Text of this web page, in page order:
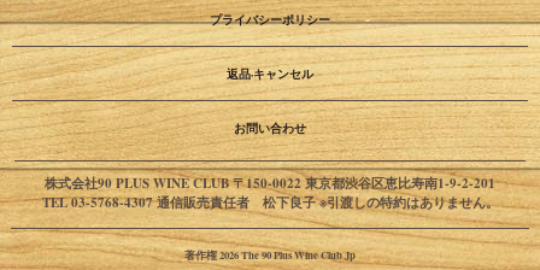
プライバシーポリシー
返品·キャンセル
お問い合わせ
株式会社90 PLUS WINE CLUB 〒150-0022 東京都渋谷区恵比寿南1-9-2-201
TEL 03-5768-4307 通信販売責任者 松下良子 ※引渡しの特約はありません。
著作権 2026 The 90 Plus Wine Club Jp